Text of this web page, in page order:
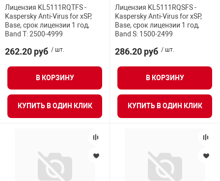
техника
автомобили
информации
средства охраны
Лицензия KL5111RQTFS -
Kaspersky Anti-Virus for xSP,
Base, срок лицензии 1 год,
Band T: 2500-4999
262.20 руб / шт.
В КОРЗИНУ
КУПИТЬ В ОДИН КЛИК
Лицензия KL5111RQSFS -
Kaspersky Anti-Virus for xSP,
Base, срок лицензии 1 год,
Band S: 1500-2499
286.20 руб / шт.
В КОРЗИНУ
КУПИТЬ В ОДИН КЛИК